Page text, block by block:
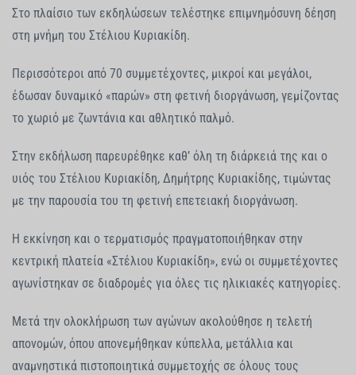
Στο πλαίσιο των εκδηλώσεων τελέστηκε επιμνημόσυνη δέηση
στη μνήμη του Στέλιου Κυριακίδη.
Περισσότεροι από 70 συμμετέχοντες, μικροί και μεγάλοι,
έδωσαν δυναμικό «παρών» στη φετινή διοργάνωση, γεμίζοντας
το χωριό με ζωντάνια και αθλητικό παλμό.
Στην εκδήλωση παρευρέθηκε καθ’ όλη τη διάρκειά της και ο
υιός του Στέλιου Κυριακίδη, Δημήτρης Κυριακίδης, τιμώντας
με την παρουσία του τη φετινή επετειακή διοργάνωση.
Η εκκίνηση και ο τερματισμός πραγματοποιήθηκαν στην
κεντρική πλατεία «Στέλιου Κυριακίδη», ενώ οι συμμετέχοντες
αγωνίστηκαν σε διαδρομές για όλες τις ηλικιακές κατηγορίες.
Μετά την ολοκλήρωση των αγώνων ακολούθησε η τελετή
απονομών, όπου απονεμήθηκαν κύπελλα, μετάλλια και
αναμνηστικά πιστοποιητικά συμμετοχής σε όλους τους